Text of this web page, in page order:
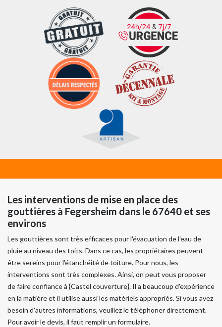
Les interventions de mise en place des
gouttières à Fegersheim dans le 67640 et ses
environs
Les gouttières sont très efficaces pour l'évacuation de l'eau de
pluie au niveau des toits. Dans ce cas, les propriétaires peuvent
être sereins pour l'étanchéité de toiture. Pour nous, les
interventions sont très complexes. Ainsi, on peut vous proposer
de faire confiance à {Castel couverture}. Il a beaucoup d'expérience
en la matière et il utilise aussi les matériels appropriés. Si vous avez
besoin d'autres informations, veuillez le téléphoner directement.
Pour avoir le devis, il faut remplir un formulaire.